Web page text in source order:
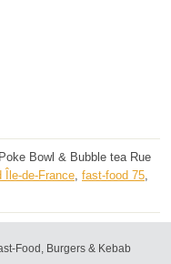
Bowl & Bubble tea Rue
Île-de-France, fast-food 75,
Food, Burgers & Kebab